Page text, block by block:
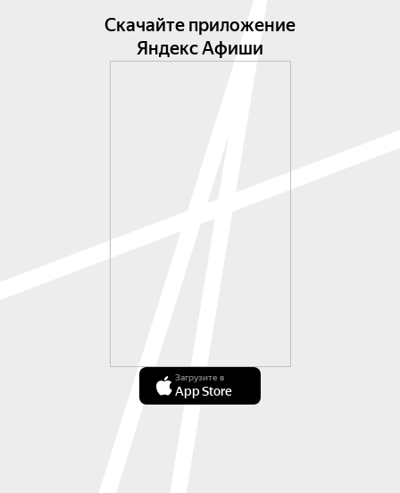
Скачайте приложение
Яндекс Афиши
Загрузите в
App Store